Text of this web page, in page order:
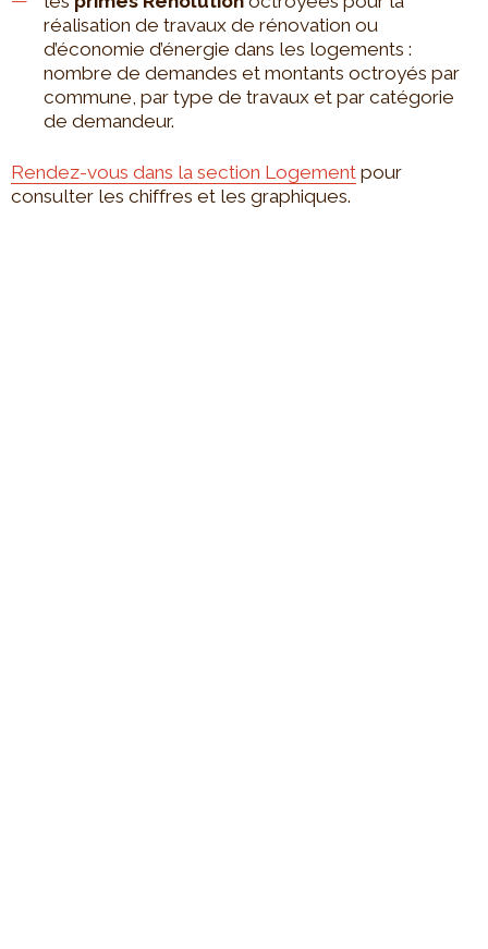
réalisation de travaux de rénovation ou
d’économie d’énergie dans les logements :
nombre de demandes et montants octroyés par
commune, par type de travaux et par catégorie
de demandeur.
Rendez-vous dans la section Logement pour
consulter les chiffres et les graphiques.